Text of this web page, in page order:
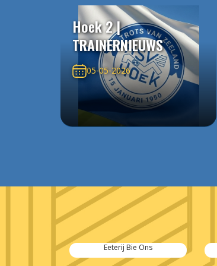
Hoek 2 |
TRAINERNIEUWS
05-05-2026
Eeterij Bie Ons